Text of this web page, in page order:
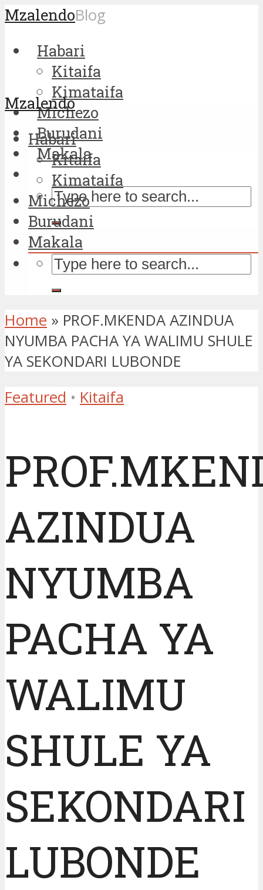
MzalendoBlog
Habari
Kitaifa
Kimataifa
Michezo
Burudani
Makala
Mzalendo
Habari
Kitaifa
Kimataifa
Michezo
Burudani
Makala
Home » PROF.MKENDA AZINDUA
NYUMBA PACHA YA WALIMU SHULE
YA SEKONDARI LUBONDE
Featured • Kitaifa
AZINDUA
NYUMBA
PACHA YA
WALIMU
SHULE YA
SEKONDARI
LUBONDE